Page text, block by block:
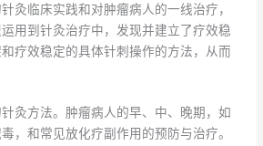
灸临床实践和对肿瘤病人的一线治疗，
用到针灸治疗中，发现并建立了疗效稳
疗效稳定的具体针刺操作的方法，从而
灸方法。肿瘤病人的早、中、晚期，如
，和常见放化疗副作用的预防与治疗。